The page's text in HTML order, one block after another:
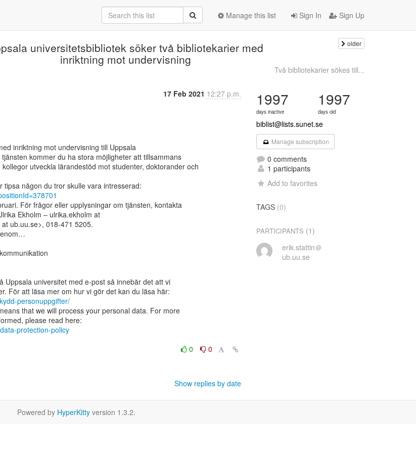
Sign In Sign Up
Manage this list
universitetsbibliotek söker två bibliotekarier med
inriktning mot undervisning
older
Två bibliotekarier sökes till...
17 Feb 2021 12:27 p.m.
inriktning mot undervisning till Uppsala
kommer du ha stora möjligheter att tillsammans
utveckla lärandestöd mot studenter, doktorander och
För frågor eller upplysningar om tjänsten, kontakta
Ekholm – ulrika.ekholm at
ub.uu.se>, 018-471 5205.
Uppsala universitet med e-post så innebär det att vi
personuppgifter/
that we will process your personal data. For more
protection-policy
0
0
Show replies by date
1997
days inactive
1997
days old
biblist@lists.sunet.se
Manage subscription
0 comments
1 participants
Add to favorites
TAGS (0)
PARTICIPANTS (1)
erik.stattin＠
ub.uu.se
Powered by HyperKitty version 1.3.2.